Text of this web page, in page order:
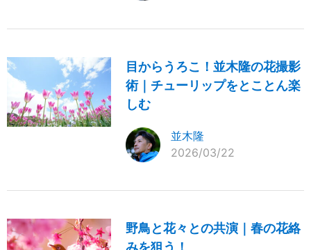
目からうろこ！並木隆の花撮影
術｜チューリップをとことん楽
しむ
並木隆
2026/03/22
野鳥と花々との共演｜春の花絡
みを狙う！